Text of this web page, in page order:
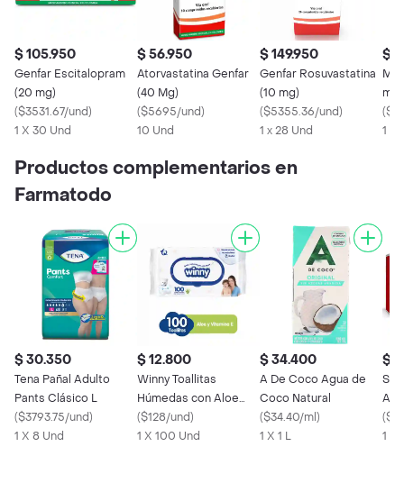
$ 105.950
Genfar Escitalopram
(20 mg)
($3531.67/und)
1 X 30 Und
$ 56.950
Atorvastatina Genfar
(40 Mg)
($5695/und)
10 Und
$ 149.950
Genfar Rosuvastatina
(10 mg)
($5355.36/und)
1 x 28 Und
$
Mk
mg)
(
1 X
Productos complementarios en
Farmatodo
$ 30.350
Tena Pañal Adulto
Pants Clásico L
($3793.75/und)
1 X 8 Und
$ 12.800
Winny Toallitas
Húmedas con Aloe
Vera y Vitamina E
($128/und)
1 X 100 Und
$ 34.400
A De Coco Agua de
Coco Natural
($34.40/ml)
1 X 1 L
$
(
1 X